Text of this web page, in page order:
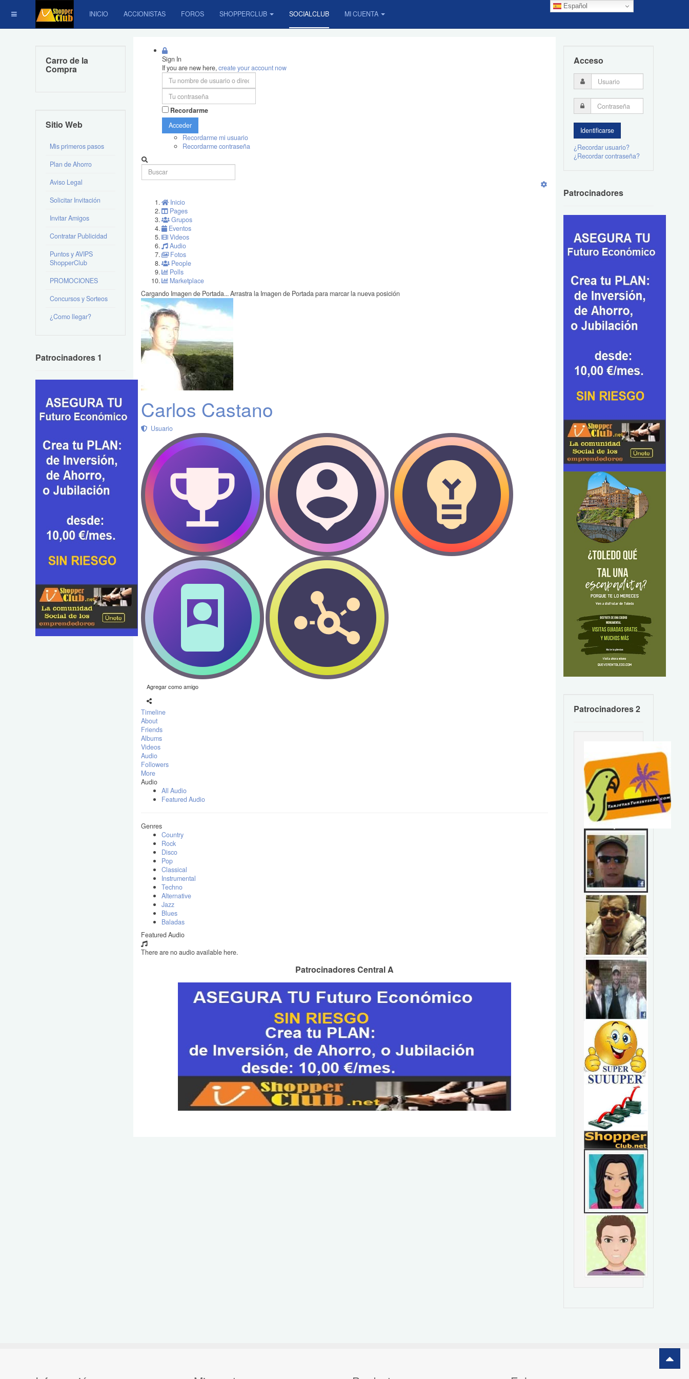
Español
INICIO ACCIONISTAS FOROS SHOPPERCLUB SOCIALCLUB MI CUENTA
Sign In
If you are new here,create your account now
Recordarme
Acceder
Recordarme mi usuario
Recordarme contraseña
Inicio
Pages
Grupos
Eventos
Videos
Audio
Fotos
People
Polls
Marketplace
Cargando Imagen de Portada...Arrastra la Imagen de Portada para marcar la nueva posición
Carlos Castano
Usuario
Agregar como amigo
Timeline
About
Friends
Albums
Videos
Audio
Followers
More
Audio
All Audio
Featured Audio
Genres
Country
Rock
Disco
Pop
Classical
Instrumental
Techno
Alternative
Jazz
Blues
Baladas
Featured Audio
There are no audio available here.
Patrocinadores Central A
Carro de la
Compra
Sitio Web
Mis primeros pasos
Plan de Ahorro
Aviso Legal
Solicitar Invitación
Invitar Amigos
Contratar Publicidad
Puntos y AVIPS
ShopperClub
PROMOCIONES
Concursos y Sorteos
¿Como llegar?
Patrocinadores 1
Acceso
¿Recordar usuario?
¿Recordar contraseña?
Patrocinadores
Patrocinadores 2